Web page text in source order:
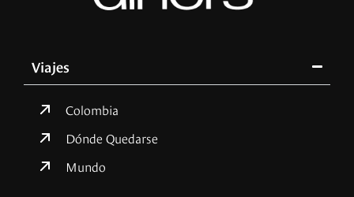
Viajes
Colombia
Dónde Quedarse
Mundo